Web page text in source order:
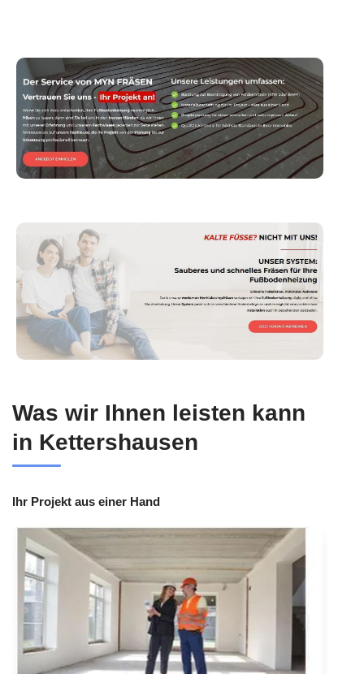
Was wir Ihnen leisten kann
in Kettershausen
Ihr Projekt aus einer Hand